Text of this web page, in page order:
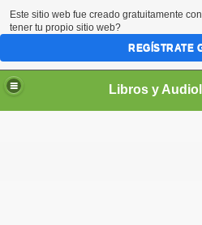
Este sitio web fue creado gratuitamente con
tener tu propio sitio web?
REGÍSTRATE